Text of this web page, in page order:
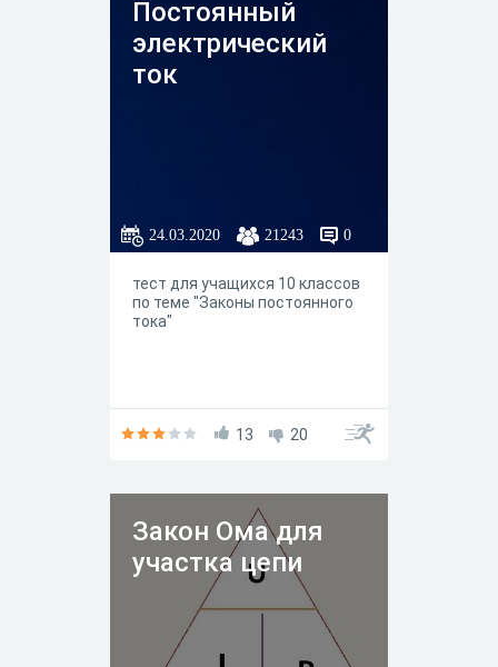
Постоянный
электрический
ток
24.03.2020 21243 0
тест для учащихся 10 классов
по теме "Законы постоянного
тока"
13 20
Закон Ома для
участка цепи